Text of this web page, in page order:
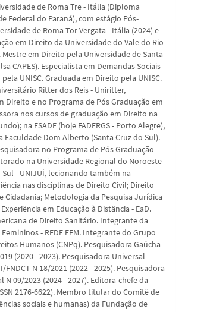
de Roma Tre - Itália (Diploma
Federal do Paraná), com estágio Pós-
de Roma Tor Vergata - Itália (2024) e
em Direito da Universidade do Vale do Rio
Mestre em Direito pela Universidade de Santa
CAPES). Especialista em Demandas Sociais
UNISC. Graduada em Direito pela UNISC.
Ritter dos Reis - Uniritter,
Direito e no Programa de Pós Graduação em
nos cursos de graduação em Direito na
na ESADE (hoje FADERGS - Porto Alegre),
Faculdade Dom Alberto (Santa Cruz do Sul).
no Programa de Pós Graduação
na Universidade Regional do Noroeste
- UNIJUÍ, lecionando também na
nas disciplinas de Direito Civil; Direito
Cidadania; Metodologia da Pesquisa Jurídica
em Educação à Distância - EaD.
de Direito Sanitário. Integrante da
- REDE FEM. Integrante do Grupo
Humanos (CNPq). Pesquisadora Gaúcha
(2020 - 2023). Pesquisadora Universal
FNDCT N 18/2021 (2022 - 2025). Pesquisadora
N 09/2023 (2024 - 2027). Editora-chefe da
2176-6622). Membro titular do Comitê de
sociais e humanas) da Fundação de